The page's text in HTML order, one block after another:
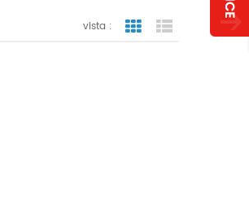
vista : vista a griglia